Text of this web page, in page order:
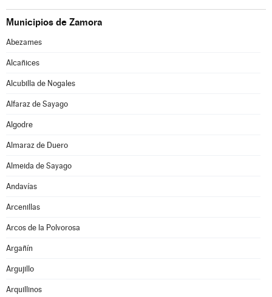
Municipios de Zamora
Abezames
Alcañices
Alcubilla de Nogales
Alfaraz de Sayago
Algodre
Almaraz de Duero
Almeida de Sayago
Andavías
Arcenillas
Arcos de la Polvorosa
Argañín
Argujillo
Arquillinos